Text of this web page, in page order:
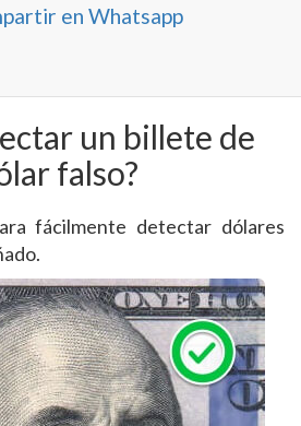
en Whatsapp
un billete de
falso?
fácilmente detectar dólares